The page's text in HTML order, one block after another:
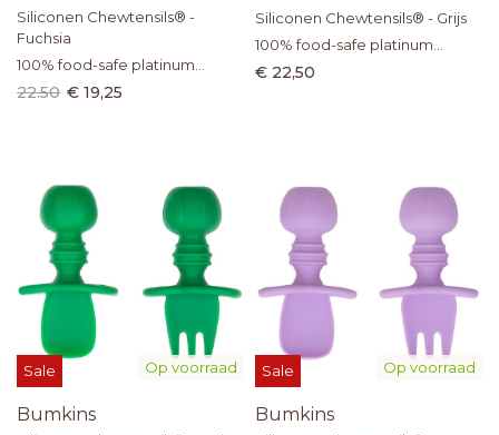
Siliconen Chewtensils® -
Fuchsia
100% food-safe platinum
silicone
22.50 € 19,25
Siliconen Chewtensils® - Grijs
100% food-safe platinum
silicone
€ 22,50
Op voorraad
Sale
Bumkins
Op voorraad
Sale
Bumkins